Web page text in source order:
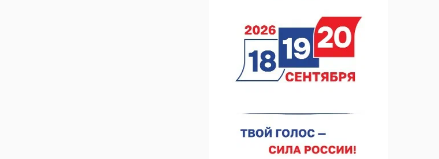
07.08.2026 13:15
В Нижегородской области посещаемость
спортобъектов выросла на 28%
07.08.2026 12:15